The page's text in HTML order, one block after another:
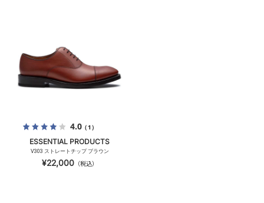
4.0（1）
ESSENTIAL PRODUCTS
V303 ストレートチップ ブラウン
¥22,000（税込）